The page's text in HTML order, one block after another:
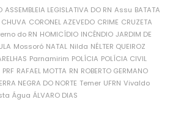
ASSEMBLEIA LEGISLATIVA DO RN Assu BATATA
CHUVA CORONEL AZEVEDO CRIME CRUZETA
do RN HOMICÍDIO INCÊNDIO JARDIM DE
Mossoró NATAL Nilda NÉLTER QUEIROZ
Parnamirim POLÍCIA POLÍCIA CIVIL
PRF RAFAEL MOTTA RN ROBERTO GERMANO
NEGRA DO NORTE Temer UFRN Vivaldo
Água ÁLVARO DIAS